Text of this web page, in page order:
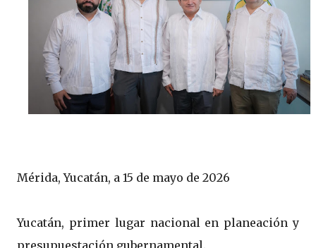
Mérida, Yucatán, a 15 de mayo de 2026
Yucatán, primer lugar nacional en planeación y